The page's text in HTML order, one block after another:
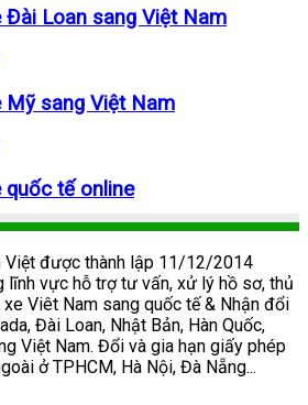
Loan sang Việt Nam
sang Việt Nam
tế online
Việt được thành lập 11/12/2014
lĩnh vực hỗ trợ tư vấn, xử lý hồ sơ, thủ
Viêt Nam sang quốc tế & Nhận đổi
Đài Loan, Nhật Bản, Hàn Quốc,
Việt Nam. Đổi và gia hạn giấy phép
ở TPHCM, Hà Nội, Đà Nẵng...